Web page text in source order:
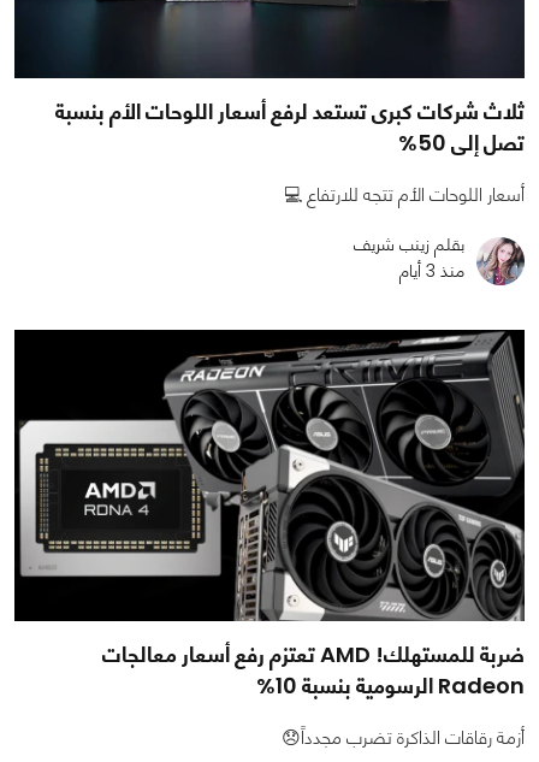
ثلاث شركات كبرى تستعد لرفع أسعار اللوحات الأم بنسبة
تصل إلى 50%
أسعار اللوحات الأم تتجه للارتفاع 💻
بقلم زينب شريف
منذ 3 أيام
ضربة للمستهلك! AMD تعتزم رفع أسعار معالجات
Radeon الرسومية بنسبة 10%
أزمة رقاقات الذاكرة تضرب مجدداً😞